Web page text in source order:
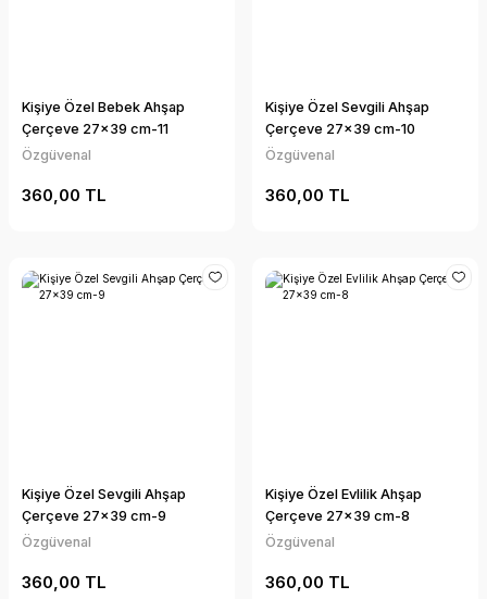
Kişiye Özel Bebek Ahşap
Çerçeve 27x39 cm-11
Özgüvenal
360,00 TL
Kişiye Özel Sevgili Ahşap
Çerçeve 27x39 cm-10
Özgüvenal
360,00 TL
Kişiye Özel Sevgili Ahşap
Çerçeve 27x39 cm-9
Özgüvenal
360,00 TL
Kişiye Özel Evlilik Ahşap
Çerçeve 27x39 cm-8
Özgüvenal
360,00 TL